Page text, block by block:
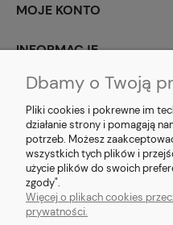
MOJE KONTO
INFORMACJE
SOCIAL MEDIA
E-prezent.org|sprzedaz@e-
1133029322 | REGON:
© 2021
Dbamy o Twoją
Pliki cookies i pokrewne im
działanie strony i pomagają
potrzeb. Możesz
wszystkich tych plików i
użycie plików do swoich
zgody".
Więcej o plikach cookies
prywatności.